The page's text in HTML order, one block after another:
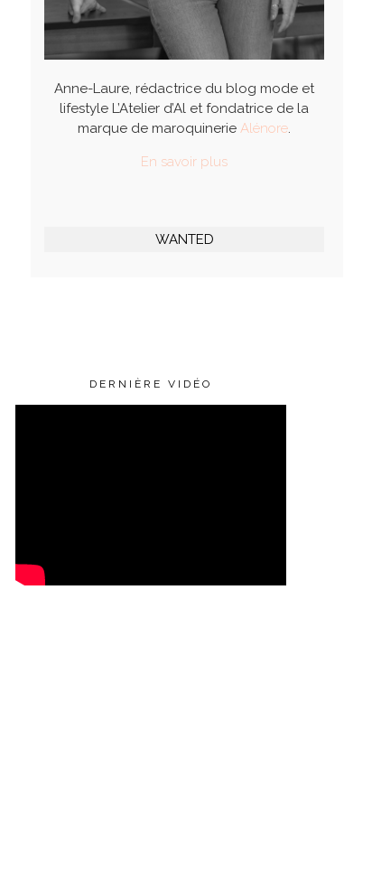
Anne-Laure, rédactrice du blog mode et
lifestyle L’Atelier d’Al et fondatrice de la
marque de maroquinerieAlénore.
En savoir plus
WANTED
DERNIÈRE VIDÉO